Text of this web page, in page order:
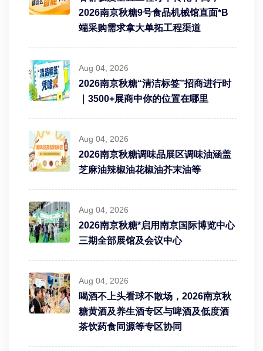
2026南京秋糖9号食品机械馆直面*B
端采购需求拿大单拓工程渠道
Aug 04, 2026
2026南京秋糖“清洁标签”招商进行时
｜3500+展商中你的位置在哪里
Aug 04, 2026
2026南京秋糖调味品展区调味油涵盖
芝麻油辣椒油花椒油芥末油等
Aug 04, 2026
2026南京秋糖*启用南京国际博览中心
三期全部展馆及会议中心
Aug 04, 2026
喝酒不上头看球不散场，2026南京秋
糖黄酒及养生酒专区与啤酒及低度酒
茶饮药食同源等专区协同